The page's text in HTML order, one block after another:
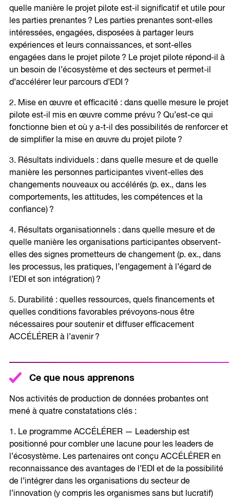
quelle manière le projet pilote est-il significatif et utile pour
les parties prenantes ? Les parties prenantes sont-elles
intéressées, engagées, disposées à partager leurs
expériences et leurs connaissances, et sont-elles
engagées dans le projet pilote ? Le projet pilote répond-il à
un besoin de l’écosystème et des secteurs et permet-il
d’accélérer leur parcours d’EDI ?
2. Mise en œuvre et efficacité : dans quelle mesure le projet
pilote est-il mis en œuvre comme prévu ? Qu’est-ce qui
fonctionne bien et où y a-t-il des possibilités de renforcer et
de simplifier la mise en œuvre du projet pilote ?
3. Résultats individuels : dans quelle mesure et de quelle
manière les personnes participantes vivent-elles des
changements nouveaux ou accélérés (p. ex., dans les
comportements, les attitudes, les compétences et la
confiance) ?
4. Résultats organisationnels : dans quelle mesure et de
quelle manière les organisations participantes observent-
elles des signes prometteurs de changement (p. ex., dans
les processus, les pratiques, l’engagement à l’égard de
l’EDI et son intégration) ?
5. Durabilité : quelles ressources, quels financements et
quelles conditions favorables prévoyons-nous être
nécessaires pour soutenir et diffuser efficacement
ACCÉLÉRER à l’avenir ?
Ce que nous apprenons
Nos activités de production de données probantes ont
mené à quatre constatations clés :
1. Le programme ACCÉLÉRER — Leadership est
positionné pour combler une lacune pour les leaders de
l’écosystème. Les partenaires ont conçu ACCÉLÉRER en
reconnaissance des avantages de l’EDI et de la possibilité
de l’intégrer dans les organisations du secteur de
l’innovation (y compris les organismes sans but lucratif)